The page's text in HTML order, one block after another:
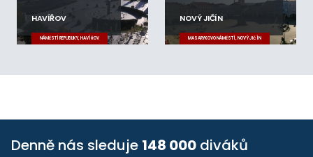
HAVÍŘOV
NÁMĚSTÍ REPUBLIKY, HAVÍŘOV
NOVÝ JIČÍN
MASARYKOVO NÁMĚSTÍ, NOVÝ JIČÍN
Denně nás sleduje 148 000 diváků